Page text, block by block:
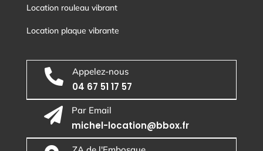
Location rouleau vibrant
Location plaque vibrante
 Appelez-nous
04 67 51 17 57
 Par Email
michel-location@bbox.fr